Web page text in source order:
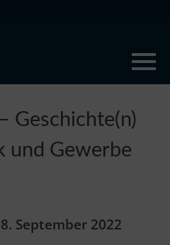
Geschichte(n)
und Gewerbe
September 2022